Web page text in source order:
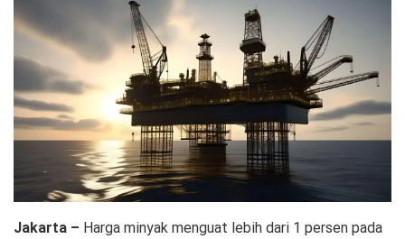
Jakarta – Harga minyak menguat lebih dari 1 persen pada